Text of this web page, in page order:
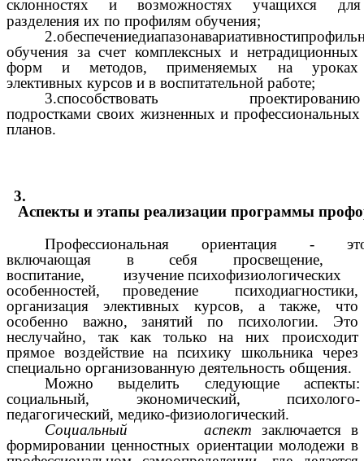
склонностях и возможностях учащихся для
разделения их по профилям обучения;
обучения за счет комплексных и нетрадиционных
форм и методов, применяемых на уроках
элективных курсов и в воспитательной работе;
3.способствовать проектированию
подростками своих жизненных и профессиональных
планов.
3.
Аспекты и этапы реализации программы
Профессиональная ориентация -
включающая в себя просвещение,
воспитание, изучение психофизиологических
особенностей, проведение психодиагностики,
организация элективных курсов, а также, что
особенно важно, занятий по психологии. Это
неслучайно, так как только на них происходит
прямое воздействие на психику школьника через
специально организованную деятельность общения.
Можно выделить следующие аспекты:
социальный, экономический, психолого-
педагогический, медико-физиологический.
Социальный
аспект заключается в
формировании ценностных ориентации молодежи в